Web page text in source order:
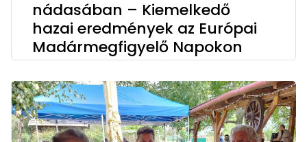
nádasában – Kiemelkedő
hazai eredmények az Európai
Madármegfigyelő Napokon